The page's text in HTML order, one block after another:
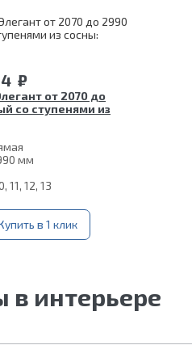
25 лет
₽
от 2070 до
со ступенями из
мм
11, 12, 13
мм
25 лет
в 1 клик
в интерьере